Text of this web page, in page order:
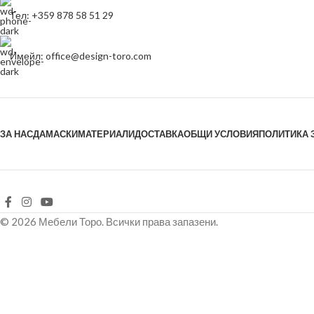
Тел: +359 878 58 51 29
Имейл: office@design-toro.com
ЗА НАСДАМАСКИМАТЕРИАЛИДОСТАВКАОБЩИ УСЛОВИЯПОЛИТИКА
© 2026 Мебели Торо. Всички права запазени.